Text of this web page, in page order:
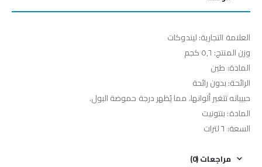
العلامة التجارية: ليندوكات
وزن المنتج: ٥٫٦ كجم
المادة: طين
الرائحة: بدون رائحة
حبيباته تتغير ألوانها، مما يُظهر درجة حموضة البول.
المادة: بنتونيت
السعة: ٦ لترات
مراجعات (0)